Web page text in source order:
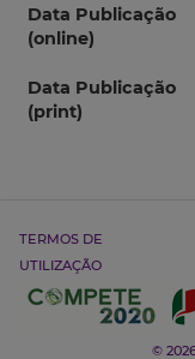
Data Publicação
(online)
Data Publicação
(print)
TERMOS DE
UTILIZAÇÃO
©